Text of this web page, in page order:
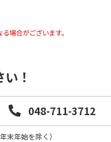
場合がございます。
！
048-711-3712
末年始を除く）